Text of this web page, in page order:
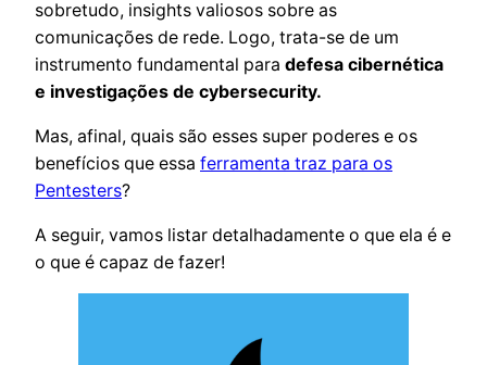
sobretudo, insights valiosos sobre as
comunicações de rede. Logo, trata-se de um
instrumento fundamental para defesa cibernética
e investigações de cybersecurity.
Mas, afinal, quais são esses super poderes e os
benefícios que essa ferramenta traz para os
Pentesters?
A seguir, vamos listar detalhadamente o que ela é e
o que é capaz de fazer!